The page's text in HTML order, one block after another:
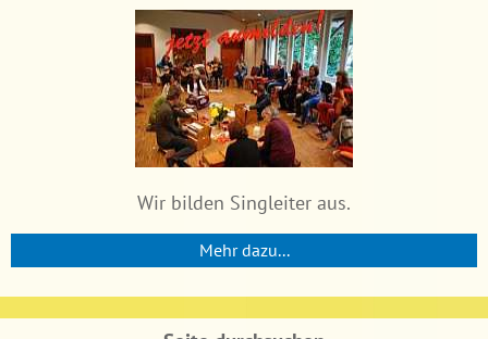
Wir bilden Singleiter aus.
Mehr dazu...